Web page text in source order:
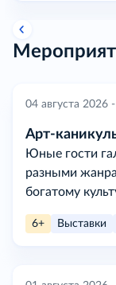
04 августа 2026
Арт-
Юные гости
разными
богатому
6+ Выставки